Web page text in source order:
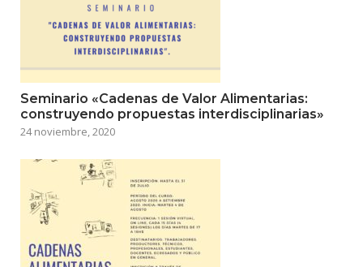
Seminario «Cadenas de Valor Alimentarias:
construyendo propuestas interdisciplinarias»
24 noviembre, 2020